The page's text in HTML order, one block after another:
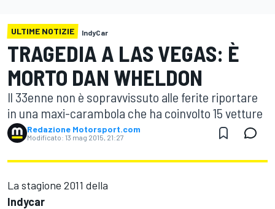
ULTIME NOTIZIE IndyCar
TRAGEDIA A LAS VEGAS: È
MORTO DAN WHELDON
Il 33enne non è sopravvissuto alle ferite riportare
in una maxi-carambola che ha coinvolto 15 vetture
Redazione Motorsport.com
Modificato: 13 mag 2015, 21:27
La stagione 2011 della
Indycar